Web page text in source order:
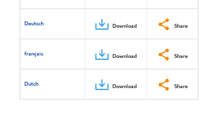
Deutsch Download Share
français Download Share
Dutch Download Share